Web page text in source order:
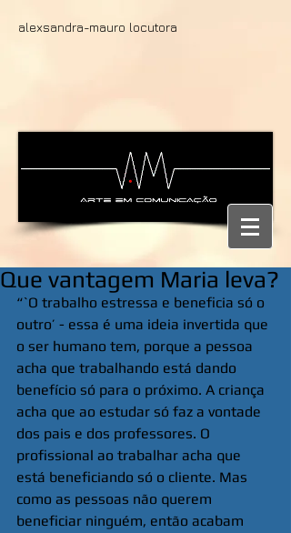
alexsandra-mauro locutora
Que vantagem Maria leva?
“`O trabalho estressa e beneficia só o
outro’ - essa é uma ideia invertida que
o ser humano tem, porque a pessoa
acha que trabalhando está dando
benefício só para o próximo. A criança
acha que ao estudar só faz a vontade
dos pais e dos professores. O
profissional ao trabalhar acha que
está beneficiando só o cliente. Mas
como as pessoas não querem
beneficiar ninguém, então acabam